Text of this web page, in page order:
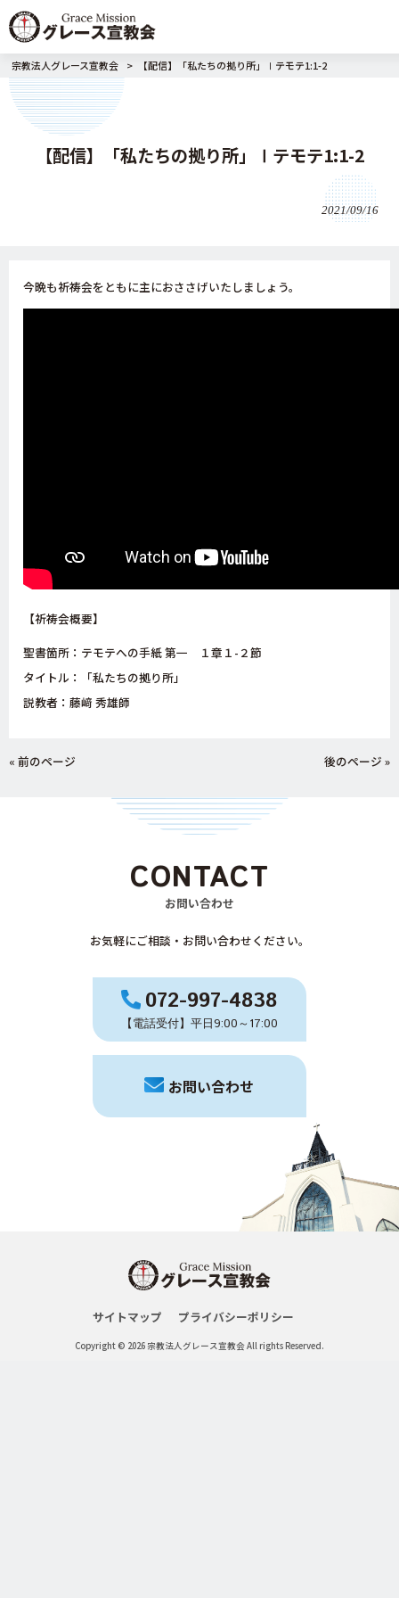
宗教法人グレース宣教会 > 【配信】「私たちの拠り所」Ⅰテモテ1:1-2
【配信】「私たちの拠り所」Ⅰテモテ1:1-2
2021/09/16
今晩も祈祷会をともに主におささげいたしましょう。
【祈祷会概要】
聖書箇所：テモテへの手紙 第一 １章１-２節
タイトル：「私たちの拠り所」
説教者：藤﨑 秀雄師
« 前のページ 後のページ »
CONTACT
お問い合わせ
お気軽にご相談・お問い合わせください。
072-997-4838
【電話受付】平日9:00～17:00
お問い合わせ
サイトマップ プライバシーポリシー
Copyright © 2026 宗教法人グレース宣教会 All rights Reserved.